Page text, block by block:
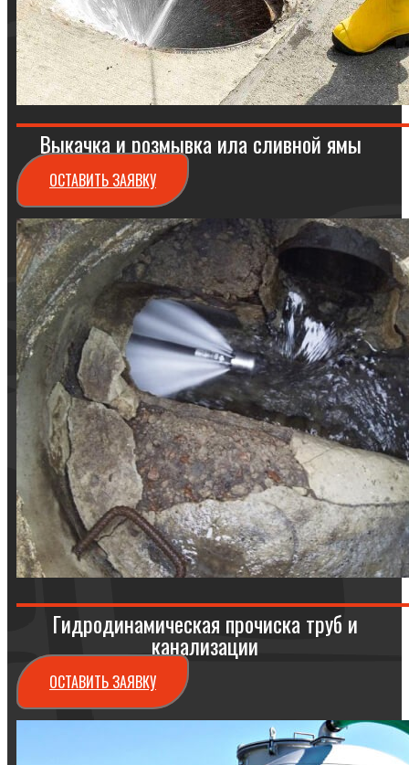
Выкачка и розмывка ила сливной ямы
ОСТАВИТЬ ЗАЯВКУ
Гидродинамическая прочиска труб и
канализации
ОСТАВИТЬ ЗАЯВКУ